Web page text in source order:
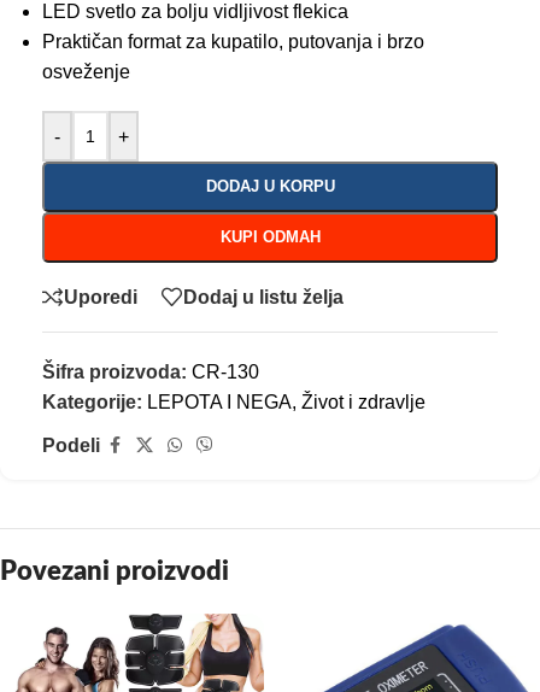
LED svetlo za bolju vidljivost flekica
Praktičan format za kupatilo, putovanja i brzo
osveženje
- +
DODAJ U KORPU
KUPI ODMAH
Uporedi Dodaj u listu želja
Šifra proizvoda: CR-130
Kategorije: LEPOTA I NEGA, Život i zdravlje
Podeli
Povezani proizvodi